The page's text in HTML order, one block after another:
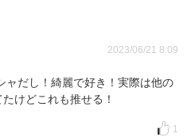
2023/06/21 8:09
ャだし！綺麗で好き！実際は他の
けどこれも推せる！
1